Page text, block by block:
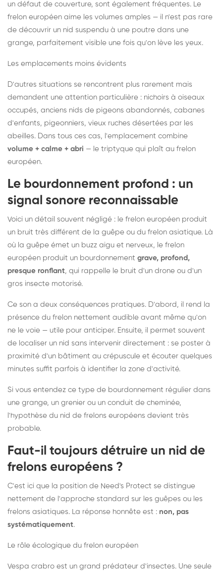
un défaut de couverture, sont également fréquentes. Le
frelon européen aime les volumes amples — il n'est pas rare
de découvrir un nid suspendu à une poutre dans une
grange, parfaitement visible une fois qu'on lève les yeux.
Les emplacements moins évidents
D'autres situations se rencontrent plus rarement mais
demandent une attention particulière : nichoirs à oiseaux
occupés, anciens nids de pigeons abandonnés, cabanes
d'enfants, pigeonniers, vieux ruches désertées par les
abeilles. Dans tous ces cas, l'emplacement combine
volume + calme + abri — le triptyque qui plaît au frelon
européen.
Le bourdonnement profond : un
signal sonore reconnaissable
Voici un détail souvent négligé : le frelon européen produit
un bruit très différent de la guêpe ou du frelon asiatique. Là
où la guêpe émet un buzz aigu et nerveux, le frelon
européen produit un bourdonnement grave, profond,
presque ronflant, qui rappelle le bruit d'un drone ou d'un
gros insecte motorisé.
Ce son a deux conséquences pratiques. D'abord, il rend la
présence du frelon nettement audible avant même qu'on
ne le voie — utile pour anticiper. Ensuite, il permet souvent
de localiser un nid sans intervenir directement : se poster à
proximité d'un bâtiment au crépuscule et écouter quelques
minutes suffit parfois à identifier la zone d'activité.
Si vous entendez ce type de bourdonnement régulier dans
une grange, un grenier ou un conduit de cheminée,
l'hypothèse du nid de frelons européens devient très
probable.
Faut-il toujours détruire un nid de
frelons européens ?
C'est ici que la position de Need's Protect se distingue
nettement de l'approche standard sur les guêpes ou les
frelons asiatiques. La réponse honnête est : non, pas
systématiquement.
Le rôle écologique du frelon européen
Vespa crabro est un grand prédateur d'insectes. Une seule